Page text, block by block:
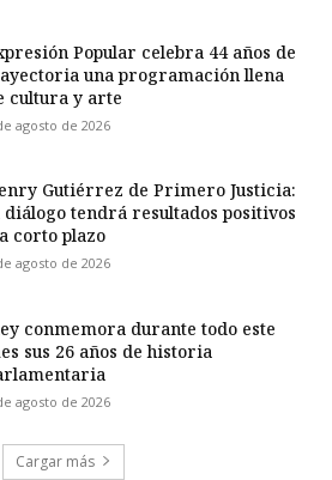
Popular celebra 44 años de
una programación llena
cultura y arte
agosto de 2026
Gutiérrez de Primero Justicia:
diálogo tendrá resultados positivos
corto plazo
agosto de 2026
conmemora durante todo este
sus 26 años de historia
agosto de 2026
Cargar más